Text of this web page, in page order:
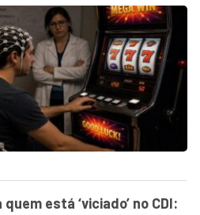
está ‘viciado’ no CDI: